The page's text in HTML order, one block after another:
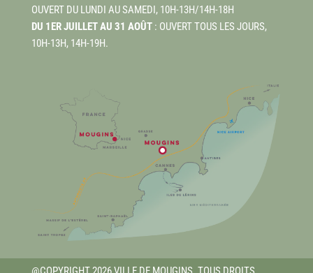
OUVERT DU LUNDI AU SAMEDI, 10H-13H/14H-18H
DU 1ER JUILLET AU 31 AOÛT: OUVERT TOUS LES JOURS,
10H-13H, 14H-19H.